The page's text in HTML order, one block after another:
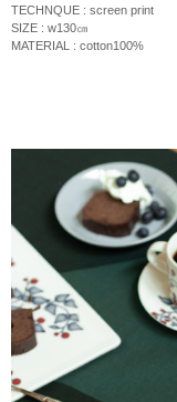
TECHNQUE : screen print
SIZE : w130㎝
MATERIAL : cotton100%